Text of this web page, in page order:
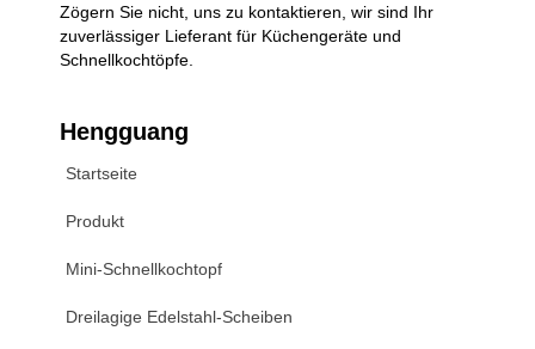
Zögern Sie nicht, uns zu kontaktieren, wir sind Ihr
zuverlässiger Lieferant für Küchengeräte und
Schnellkochtöpfe.
Hengguang
Startseite
Produkt
Mini-Schnellkochtopf
Dreilagige Edelstahl-Scheiben